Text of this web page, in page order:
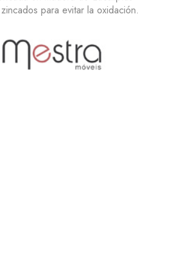
para evitar la oxidación.